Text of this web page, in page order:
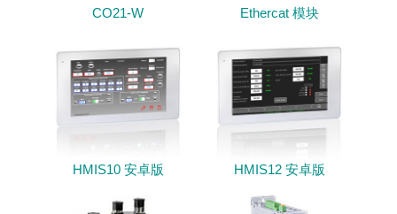
CO21-W Ethercat 模块
HMIS10 安卓版 HMIS12 安卓版